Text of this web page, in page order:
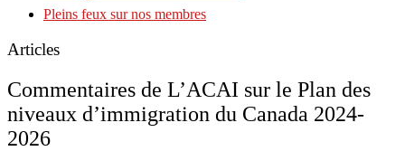
Pleins feux sur nos membres
Articles
Commentaires de L’ACAI sur le Plan des
niveaux d’immigration du Canada 2024-
2026